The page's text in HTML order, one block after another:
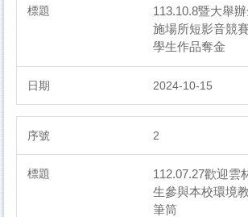
113.10.8暨大舉
施場所短影音競
學生作品奪金
2024-10-15
2
112.07.27歡迎雲
生參與本校環境
筆筒